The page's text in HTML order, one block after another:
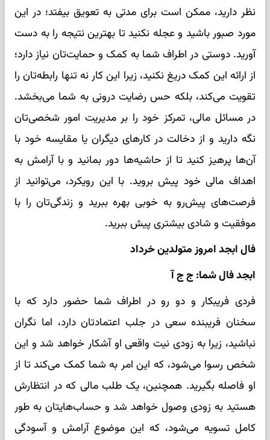
نظر دارید، ممکن است برای مدتی به تعویق بیفتد؛ در این
مورد صبور باشید و عجله نکنید تا بهترین نتیجه را به دست
آورید. دوستی در اطراف شما به کمک و حمایت‌تان نیاز دارد؛
از ارائه این کمک دریغ نکنید، زیرا این کار نه تنها رابطه‌تان را
تقویت می‌کند، بلکه حس رضایت درونی به شما می‌بخشد.
در مسائل مالی، تمرکز خود را بر مدیریت امور شخصی‌تان
نگه دارید و از دخالت در کارهای دیگران یا مقایسه خود با
آن‌ها پرهیز کنید تا از حاشیه‌ها دور بمانید و با آرامش به
اهداف مالی خود پیش بروید. با این رویکرد، می‌توانید از
فرصت‌های پیش‌رو به خوبی بهره ببرید و زندگی‌تان را با
موفقیت و شادی بیشتری پیش ببرید.
فال ابجد امروز متولدین خرداد
ابجد فال شما: ج ج آ
فردی فریبکار و دو رو در اطراف شما حضور دارد که با
سخنان فریبنده سعی در جلب اعتمادتان دارد، اما نگران
نباشید، زیرا به زودی نیت واقعی او آشکار خواهد شد و این
شخص رسوا می‌شود، که این امر به شما کمک می‌کند تا از
او فاصله بگیرید. همچنین، یک طلب مالی که در انتظارش
هستید به زودی وصول خواهد شد و حساب‌هایتان به طور
کامل تسویه می‌شود، که این موضوع آرامش و آسودگی